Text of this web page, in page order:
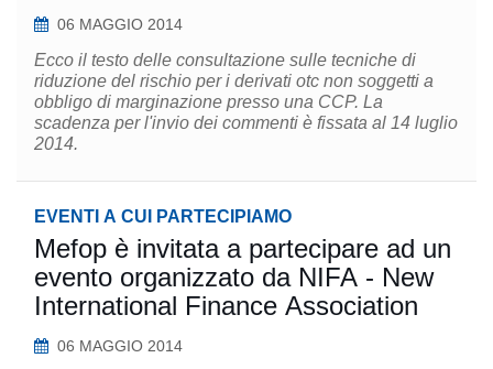
06 MAGGIO 2014
Ecco il testo delle consultazione sulle tecniche di
riduzione del rischio per i derivati otc non soggetti a
obbligo di marginazione presso una CCP. La
scadenza per l'invio dei commenti è fissata al 14 luglio
2014.
EVENTI A CUI PARTECIPIAMO
Mefop è invitata a partecipare ad un
evento organizzato da NIFA - New
International Finance Association
06 MAGGIO 2014